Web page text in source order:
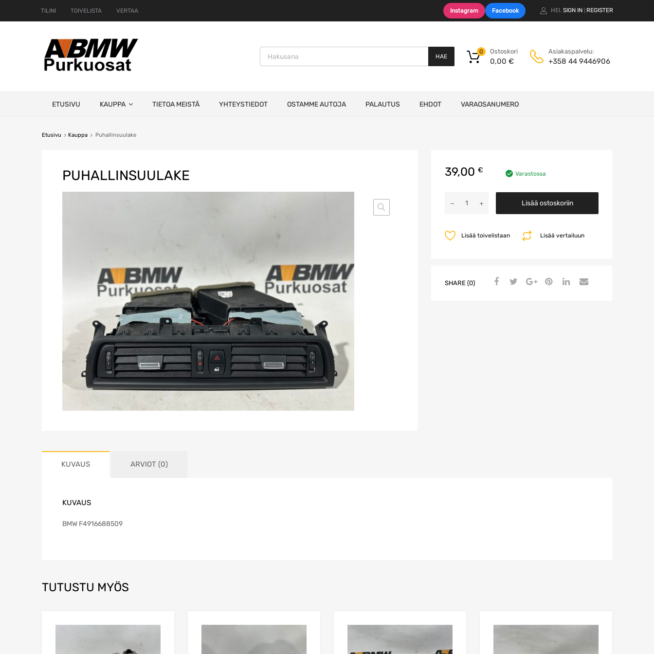
TILINI TOIVELISTA VERTAA Instagram Facebook HEI. SIGN IN REGISTER
Products search
HAE
Ostoskori
0,00 €
0 Asiakaspalvelu:
+358 44 9446906
ETUSIVU KAUPPA TIETOA MEISTÄ YHTEYSTIEDOT OSTAMME AUTOJA PALAUTUS EHDOT VARAOSANUMERO
Etusivu Kauppa Puhallinsuulake
PUHALLINSUULAKE 39,00 € Varastossa
määrä
Lisää ostoskoriin
Lisää vertailuun
Lisää toivelistaan
SHARE (0)
KUVAUS ARVIOT (0)
KUVAUS
BMW F4916688509
TUTUSTU MYÖS